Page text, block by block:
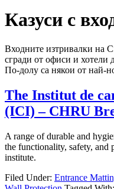
Казуси с
Входните изтривалки на
сгради от офиси и хотели
По-долу са някои от най-
The Institut de
(ICI) – CHRU
A range of durable and
the functionality, safety, and
institute.
Filed Under: Entrance